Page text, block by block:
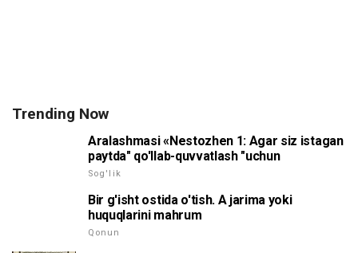
Trending Now
Aralashmasi «Nestozhen 1: Agar siz istagan
paytda" qo'llab-quvvatlash "uchun
Sog'lik
Bir g'isht ostida o'tish. A jarima yoki
huquqlarini mahrum
Qonun